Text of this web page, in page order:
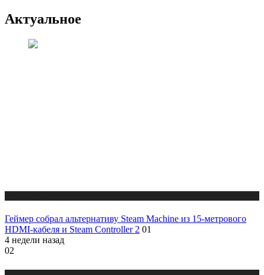
Актуальное
Геймер собрал альтернативу Steam Machine из 15-метрового
HDMI-кабеля и Steam Controller 2 01
4 недели назад
02